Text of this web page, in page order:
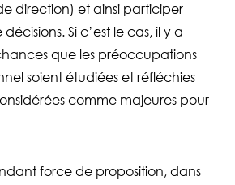
direction) et ainsi participer
Si c’est le cas, il y a
que les préoccupations
soient étudiées et réfléchies
comme majeures pour
force de proposition, dans